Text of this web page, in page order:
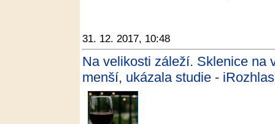
31. 12. 2017, 10:48
Na velikosti záleží. Sklenice na
menší, ukázala studie -